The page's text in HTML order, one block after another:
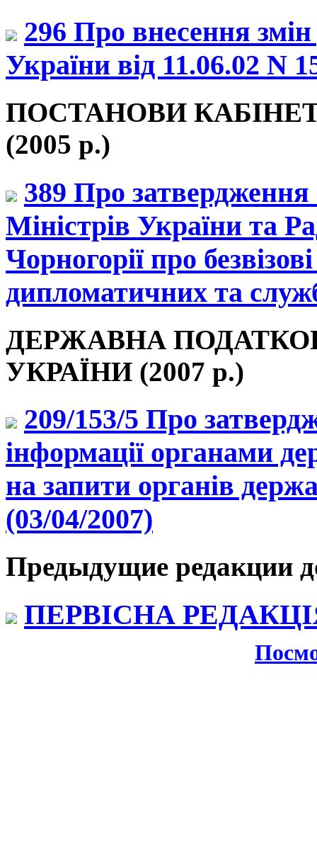
296 Про внесення
України від 11.06.02 N
ПОСТАНОВИ
(2005 р.)
389 Про
Міністрів України та
Чорногорії про
дипломатичних та
ДЕРЖАВНА
УКРАЇНИ (2007 р.)
209/153/5 Про
інформації органами
на запити органів
(03/04/2007)
Предыдущие редакции
ПЕРВІСНА РЕДАКЦІЯ